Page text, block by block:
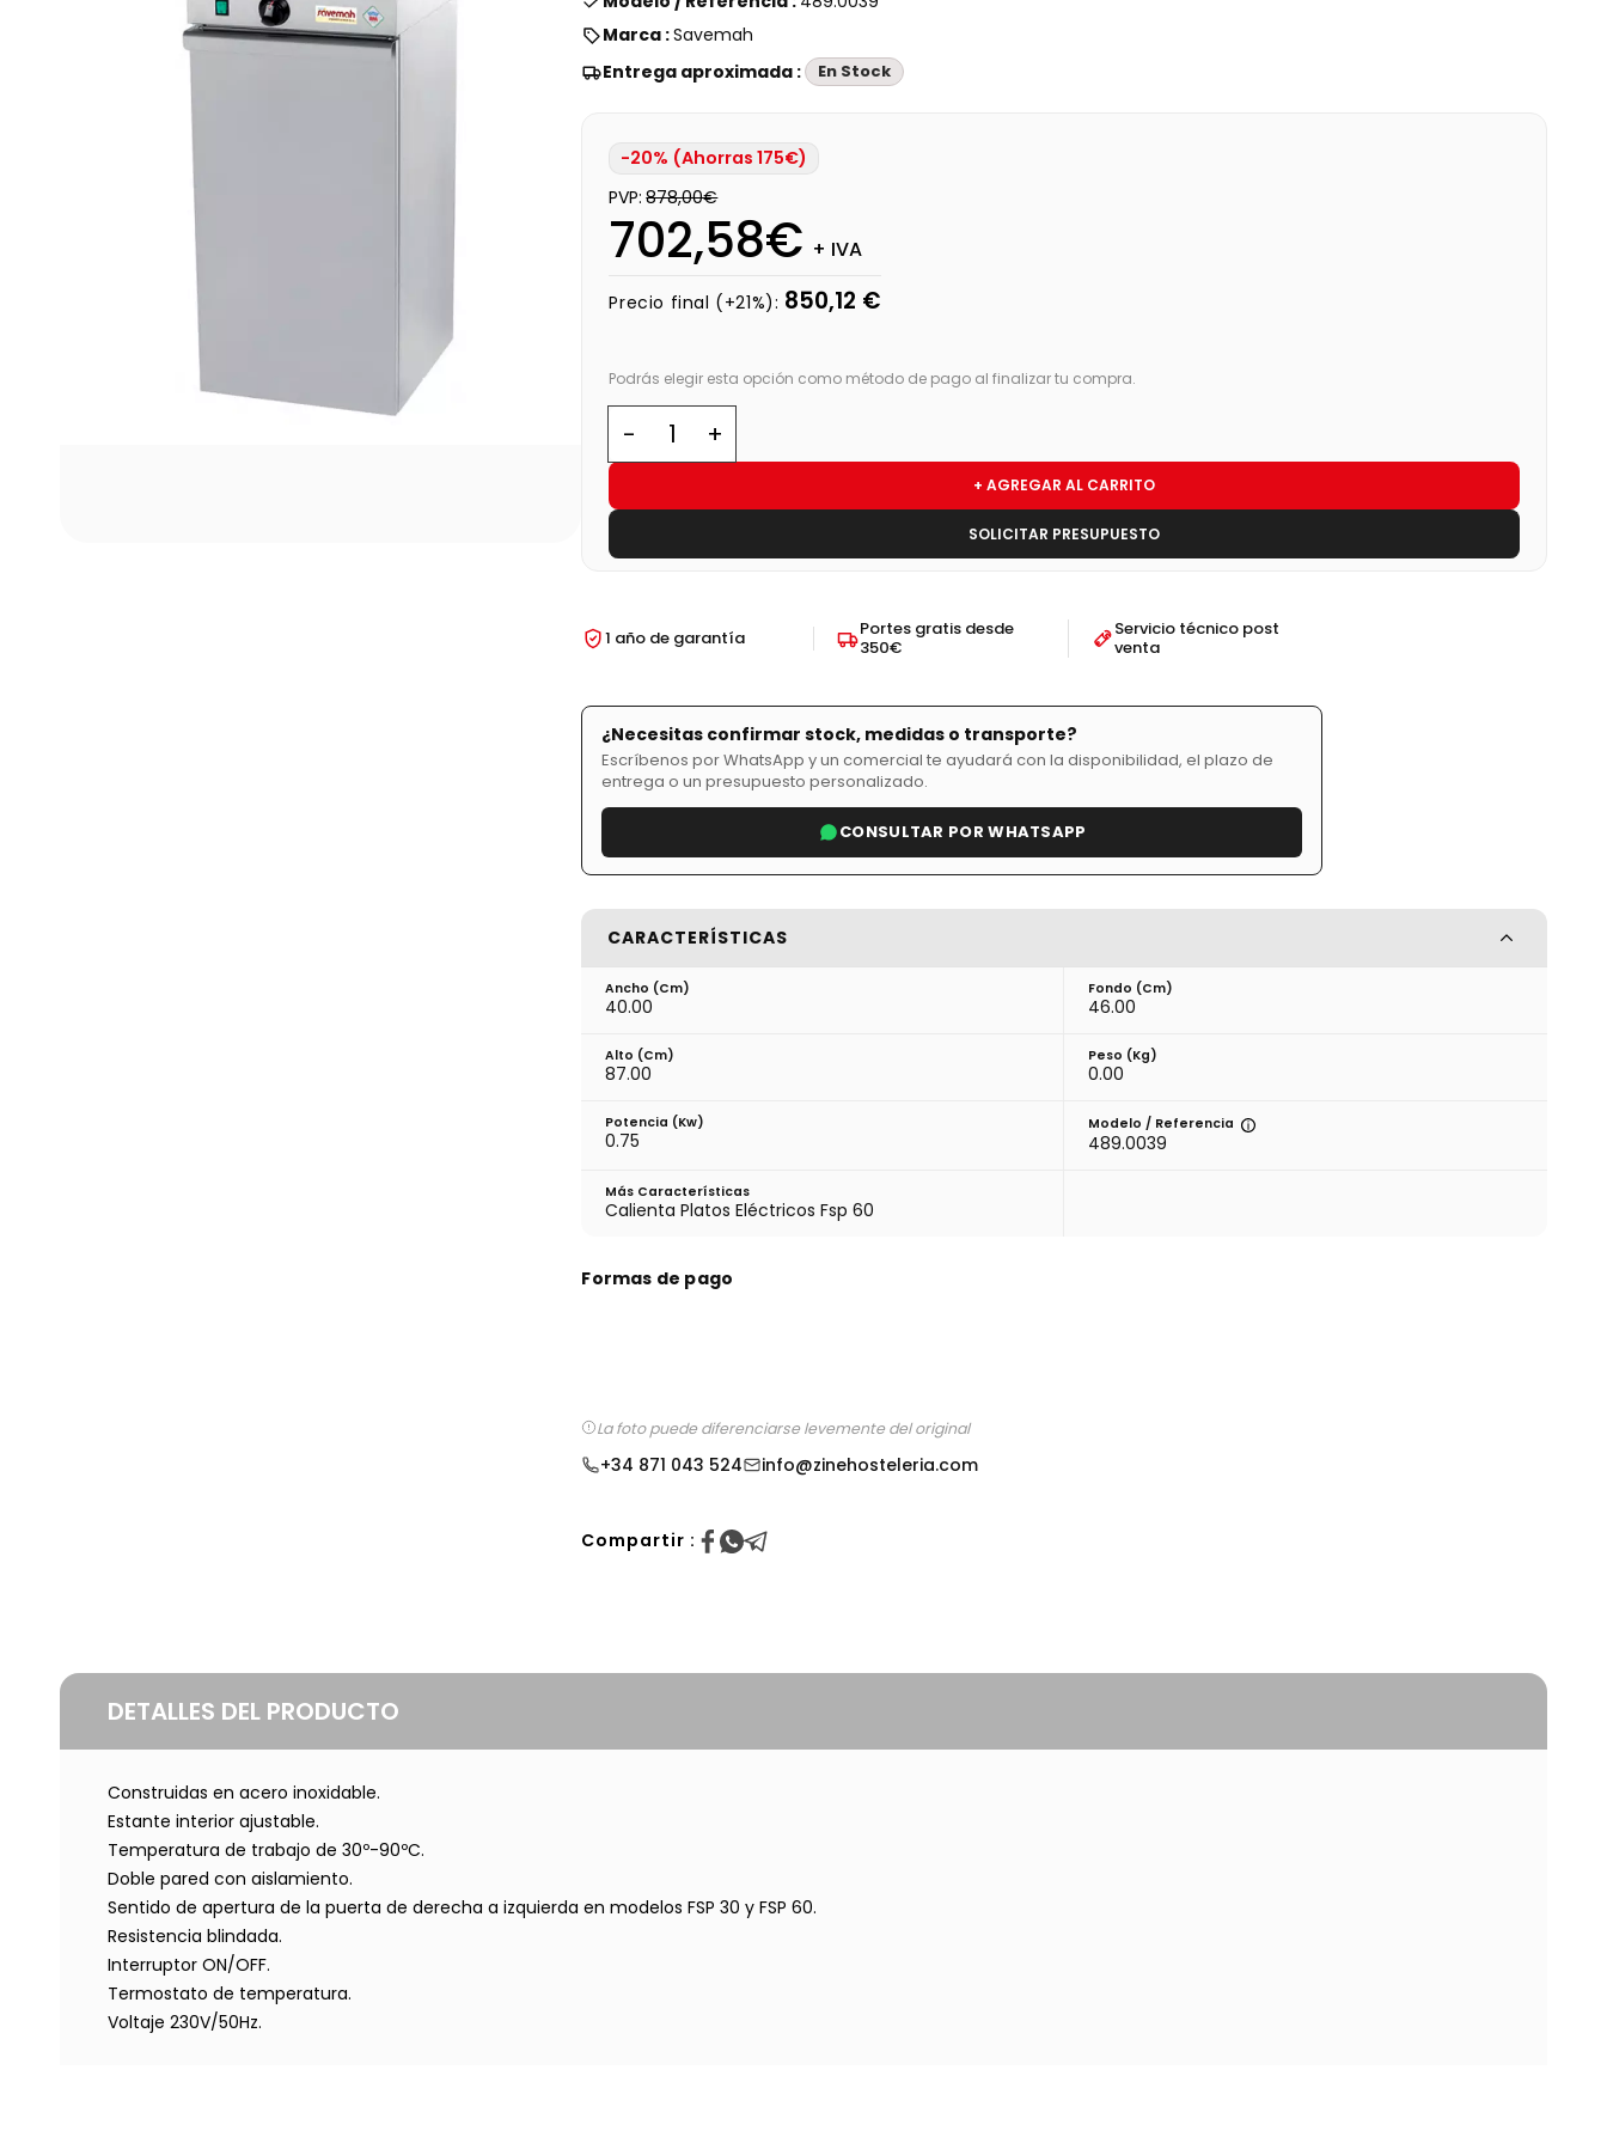
Marca :Savemah
Entrega aproximada :
En Stock
-20% (Ahorras 175€)
PVP: 878,00€
702,58€ + IVA
Precio final (+21%): 850,12 €
Podrás elegir esta opción como método de pago al finalizar tu compra.
+ AGREGAR AL CARRITO
SOLICITAR PRESUPUESTO
1 año de garantía
Portes gratis desde
350€
Servicio técnico post
venta
¿Necesitas confirmar stock, medidas o transporte?
Escríbenos por WhatsApp y un comercial te ayudará con la disponibilidad, el plazo de
entrega o un presupuesto personalizado.
CONSULTAR POR WHATSAPP
CARACTERÍSTICAS
Ancho (cm)
40.00
Fondo (cm)
46.00
Alto (cm)
87.00
Peso (kg)
0.00
Potencia (Kw)
0.75
Modelo / Referencia
489.0039
Más Características
Calienta Platos Eléctricos Fsp 60
Formas de pago
La foto puede diferenciarse levemente del original
+34 871 043 524 info@zinehosteleria.com
Compartir :
DETALLES DEL PRODUCTO
Construidas en acero inoxidable.
Estante interior ajustable.
Temperatura de trabajo de 30º-90ºC.
Doble pared con aislamiento.
Sentido de apertura de la puerta de derecha a izquierda en modelos FSP 30 y FSP 60.
Resistencia blindada.
Interruptor ON/OFF.
Termostato de temperatura.
Voltaje 230V/50Hz.